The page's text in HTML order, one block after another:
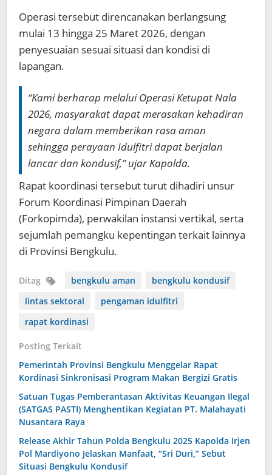
Operasi tersebut direncanakan berlangsung
mulai 13 hingga 25 Maret 2026, dengan
penyesuaian sesuai situasi dan kondisi di
lapangan.
“Kami berharap melalui Operasi Ketupat Nala
2026, masyarakat dapat merasakan kehadiran
negara dalam memberikan rasa aman
sehingga perayaan Idulfitri dapat berjalan
lancar dan kondusif,” ujar Kapolda.
Rapat koordinasi tersebut turut dihadiri unsur
Forum Koordinasi Pimpinan Daerah
(Forkopimda), perwakilan instansi vertikal, serta
sejumlah pemangku kepentingan terkait lainnya
di Provinsi Bengkulu.
Ditag bengkulu aman
bengkulu kondusif
lintas sektoral
pengaman idulfitri
rapat kordinasi
Posting Terkait
Pemerintah Provinsi Bengkulu Menggelar Rapat
Kordinasi Sinkronisasi Program Makan Bergizi Gratis
Satuan Tugas Pemberantasan Aktivitas Keuangan Ilegal
(SATGAS PASTI) Menghentikan Kegiatan PT. Malahayati
Nusantara Raya
Release Akhir Tahun Polda Bengkulu 2025 Kapolda Irjen
Pol Mardiyono Jelaskan Manfaat, “Sri Duri,” Sebut
Situasi Bengkulu Kondusif